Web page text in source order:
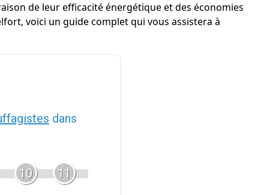
de leur efficacité énergétique et des économies
voici un guide complet qui vous assistera à
dans
10 11